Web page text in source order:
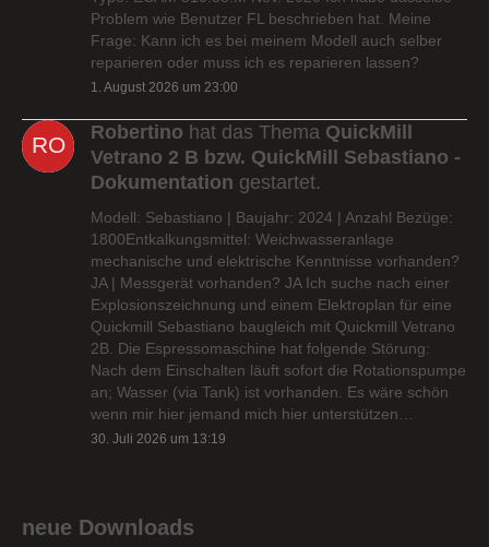
Problem wie Benutzer FL beschrieben hat. Meine
Frage: Kann ich es bei meinem Modell auch selber
reparieren oder muss ich es reparieren lassen?
1. August 2026 um 23:00
Robertino hat das Thema QuickMill
Vetrano 2 B bzw. QuickMill Sebastiano -
Dokumentation gestartet.
Modell: Sebastiano | Baujahr: 2024 | Anzahl Bezüge:
1800Entkalkungsmittel: Weichwasseranlage
mechanische und elektrische Kenntnisse vorhanden?
JA | Messgerät vorhanden? JA Ich suche nach einer
Explosionszeichnung und einem Elektroplan für eine
Quickmill Sebastiano baugleich mit Quickmill Vetrano
2B. Die Espressomaschine hat folgende Störung:
Nach dem Einschalten läuft sofort die Rotationspumpe
an; Wasser (via Tank) ist vorhanden. Es wäre schön
wenn mir hier jemand mich hier unterstützen…
30. Juli 2026 um 13:19
neue Downloads